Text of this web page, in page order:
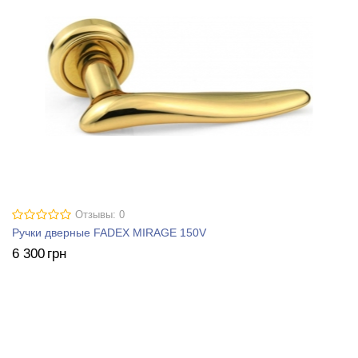
Отзывы: 0
Ручки дверные FADEX MIRAGE 150V
6 300 грн